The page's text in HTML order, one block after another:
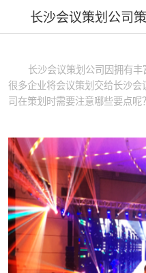
长沙会议策划公司
长沙会议策划公司因拥有丰
很多企业将会议策划交给长沙
司在策划时需要注意哪些要点呢？